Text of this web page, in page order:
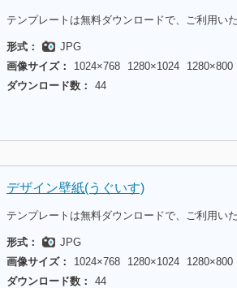
テンプレートは無料ダウンロードで、ご利用い
形式：
JPG
画像サイズ：
1024×768 1280×1024
1280×800
ダウンロード数：
44
デザイン壁紙(うぐいす)
テンプレートは無料ダウンロードで、ご利用い
形式：
JPG
画像サイズ：
1024×768 1280×1024
1280×800
ダウンロード数：
44